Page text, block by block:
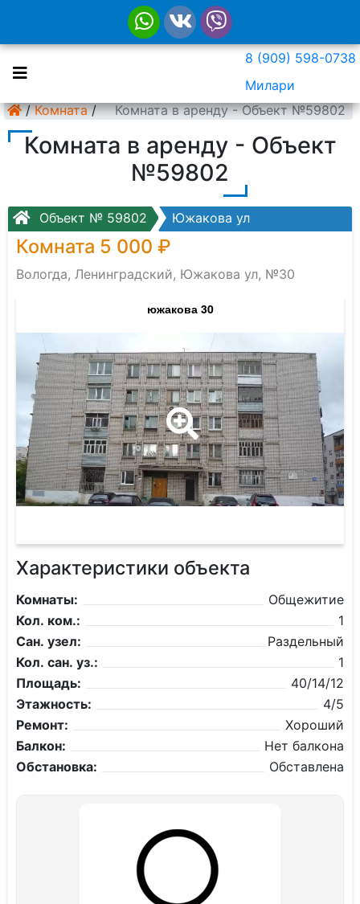
8 (909) 598-0738
Милари
/ Комната / Комната в аренду - Объект №59802
Комната в аренду - Объект
№59802
Объект № 59802 Южакова ул
Комната 5 000 ₽
Вологда, Ленинградский, Южакова ул, №30
южакова 30
Характеристики объекта
Комнаты:
Общежитие
Кол. ком.:
1
Сан. узел:
Раздельный
Кол. сан. уз.:
1
Площадь:
40/14/12
Этажность:
4/5
Ремонт:
Хороший
Балкон:
Нет балкона
Обстановка:
Обставлена